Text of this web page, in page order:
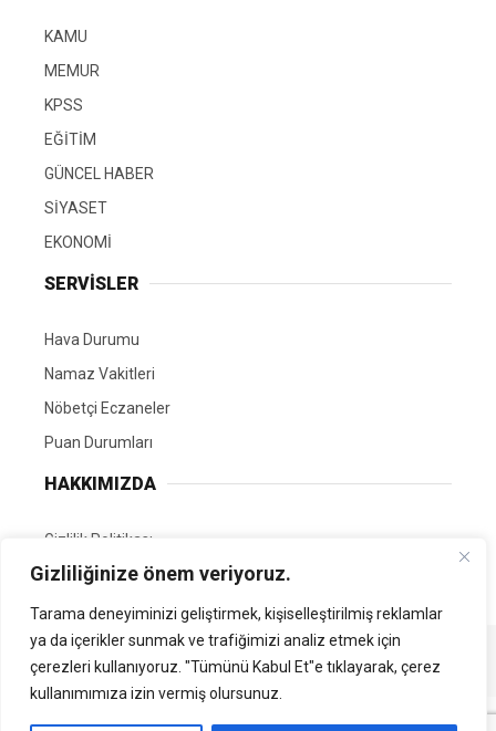
Gizliliğinize önem veriyoruz.
Tarama deneyiminizi geliştirmek, kişiselleştirilmiş reklamlar
ya da içerikler sunmak ve trafiğimizi analiz etmek için
çerezleri kullanıyoruz. "Tümünü Kabul Et"e tıklayarak, çerez
kullanımımıza izin vermiş olursunuz.
KAMU
MEMUR
KPSS
EĞİTİM
GÜNCEL HABER
SİYASET
EKONOMİ
SERVİSLER
Hava Durumu
Namaz Vakitleri
Nöbetçi Eczaneler
Puan Durumları
HAKKIMIZDA
Gizlilik Politikası
GÖNÜLLÜ EDİTÖRÜMÜZ OL
Tüm Hakları Saklıdır. | Kamubilgi.com | 2026